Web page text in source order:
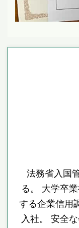
法務省入国
る。 大学卒
する企業信用
入社。 安全